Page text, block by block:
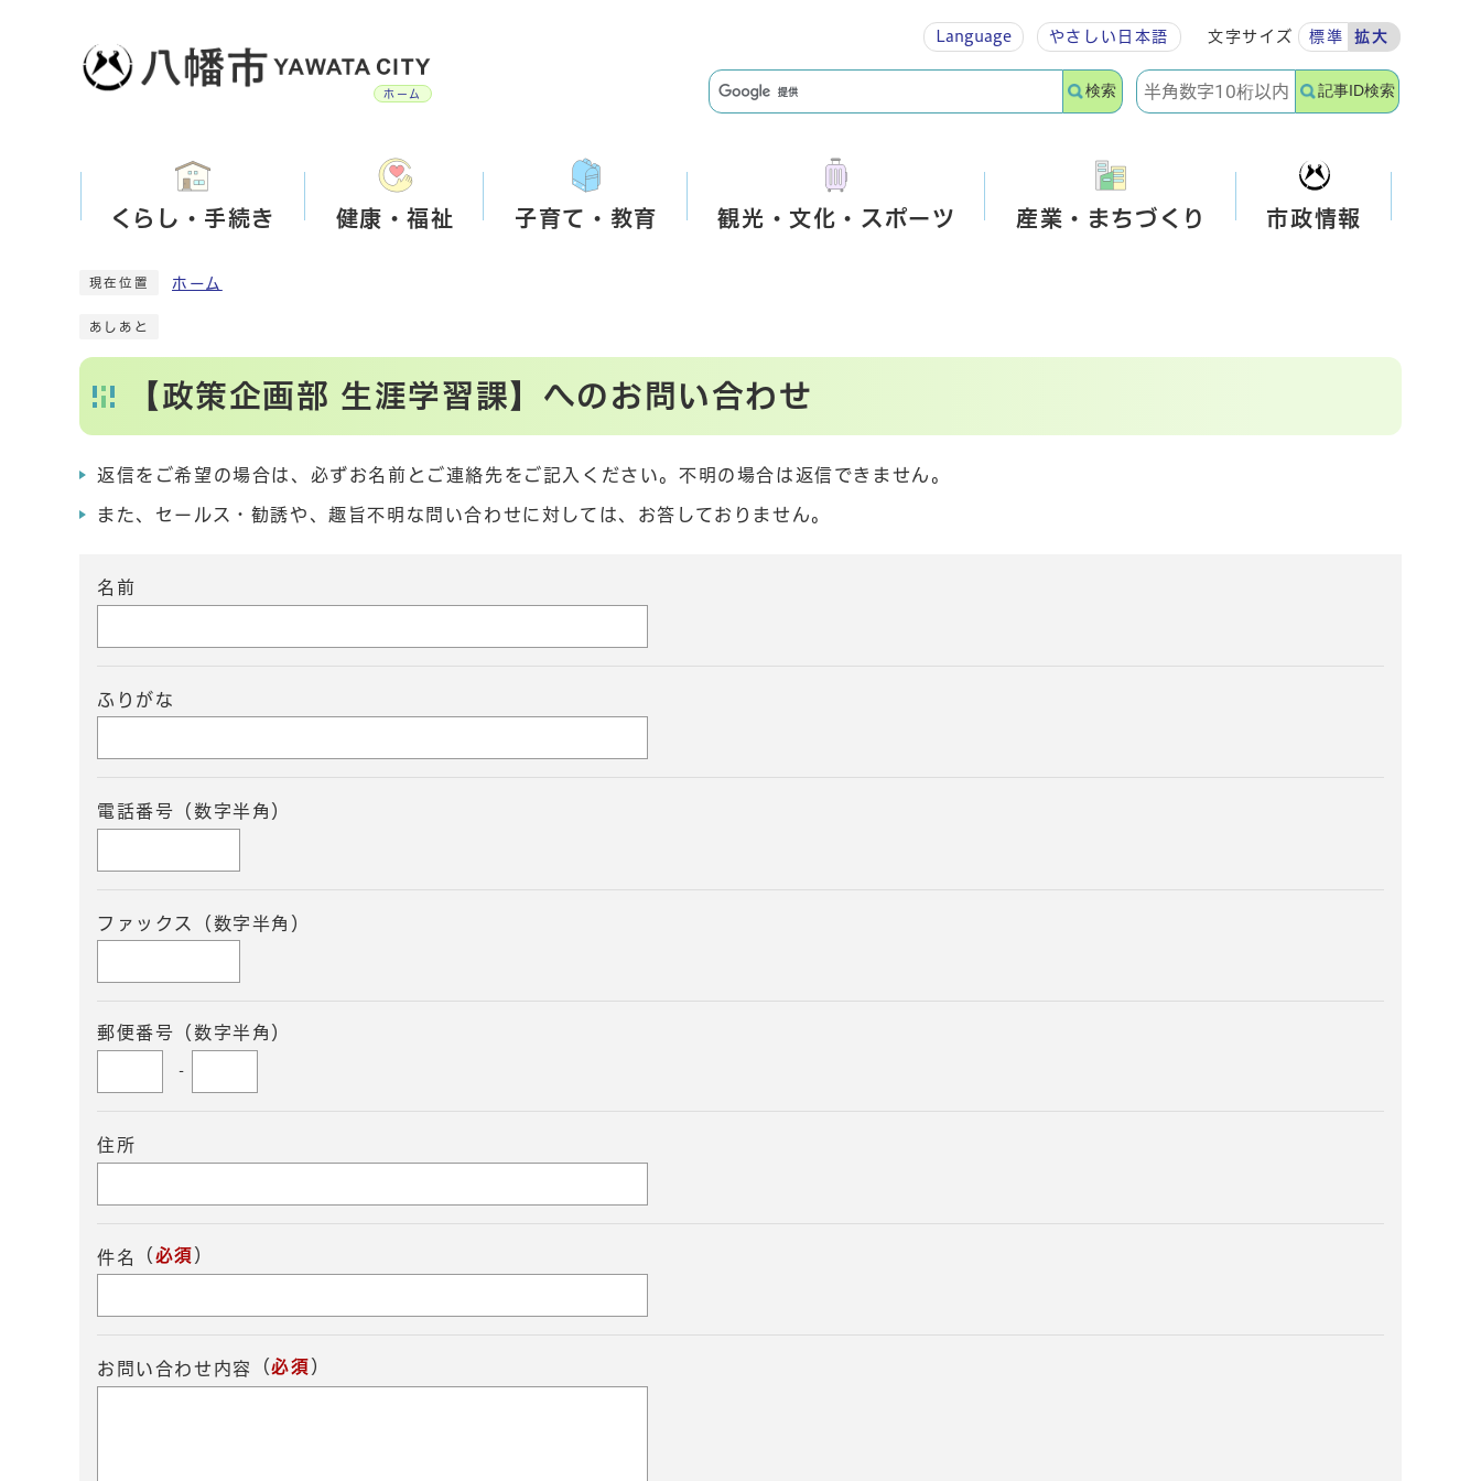
ホーム
Language やさしい 日本語 文字サイズ 標準 拡大
検索 記事ID検索
くらし・手続き 健康・福祉 子育て・教育 観光・文化・スポーツ 産業・まちづくり 市政情報
現在位置 ホーム
あしあと
【政策企画部 生涯学習課】へのお問い合わせ
返信をご希望の場合は、必ずお名前とご連絡先をご記入ください。不明の場合は返信できません。
また、セールス・勧誘や、趣旨不明な問い合わせに対しては、お答しておりません。
名前
ふりがな
電話番号（数字半角）
ファックス（数字半角）
郵便番号（数字半角）
-
住所
件名 （ 必須 ）
お問い合わせ内容 （必須 ）